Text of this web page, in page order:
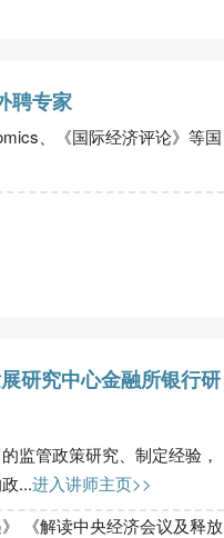
聘专家
、《国际经济评论》等国
研究中心金融所银行研
监管政策研究、制定经验，
...进入讲师主页>>
《解读中央经济会议及释放